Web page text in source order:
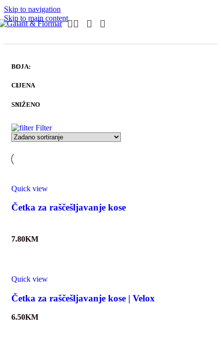
Skip to navigation
Skip to main content
BOJA:
CIJENA
SNIŽENO
Filter
Quick view
Četka za raščešljavanje kose
7.80KM
Quick view
Četka za raščešljavanje kose | Velox
6.50KM